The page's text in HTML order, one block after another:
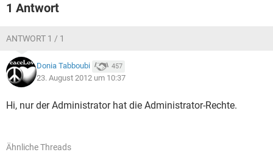
1 Antwort
ANTWORT 1 / 1
Donia Tabboubi 457
23. August 2012 um 10:37
Hi, nur der Administrator hat die Administrator-Rechte.
Ähnliche Threads